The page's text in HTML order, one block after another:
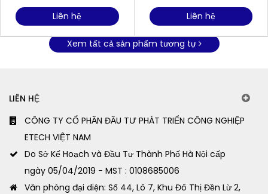
Liên hệ Liên hệ
Xem tất cả sản phẩm tương tự
LIÊN HỆ
CÔNG TY CỔ PHẦN ĐẦU TƯ PHÁT TRIỂN CÔNG NGHIỆP
ETECH VIỆT NAM
Do Sở Kế Hoạch và Đầu Tư Thành Phố Hà Nội cấp
ngày 05/04/2019 - MST : 0108685006
Văn phòng đại diện: Số 44, Lô 7, Khu Đô Thị Đền Lừ 2,